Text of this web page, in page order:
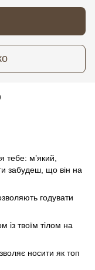
тебе: м’який,
забудеш, що він на
годувати
із твоїм тілом на
носити як топ